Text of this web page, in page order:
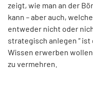
zeigt, wie man an der
kann – aber auch,
entweder nicht oder
strategisch anlegen “
Wissen erwerben
zu vermehren.